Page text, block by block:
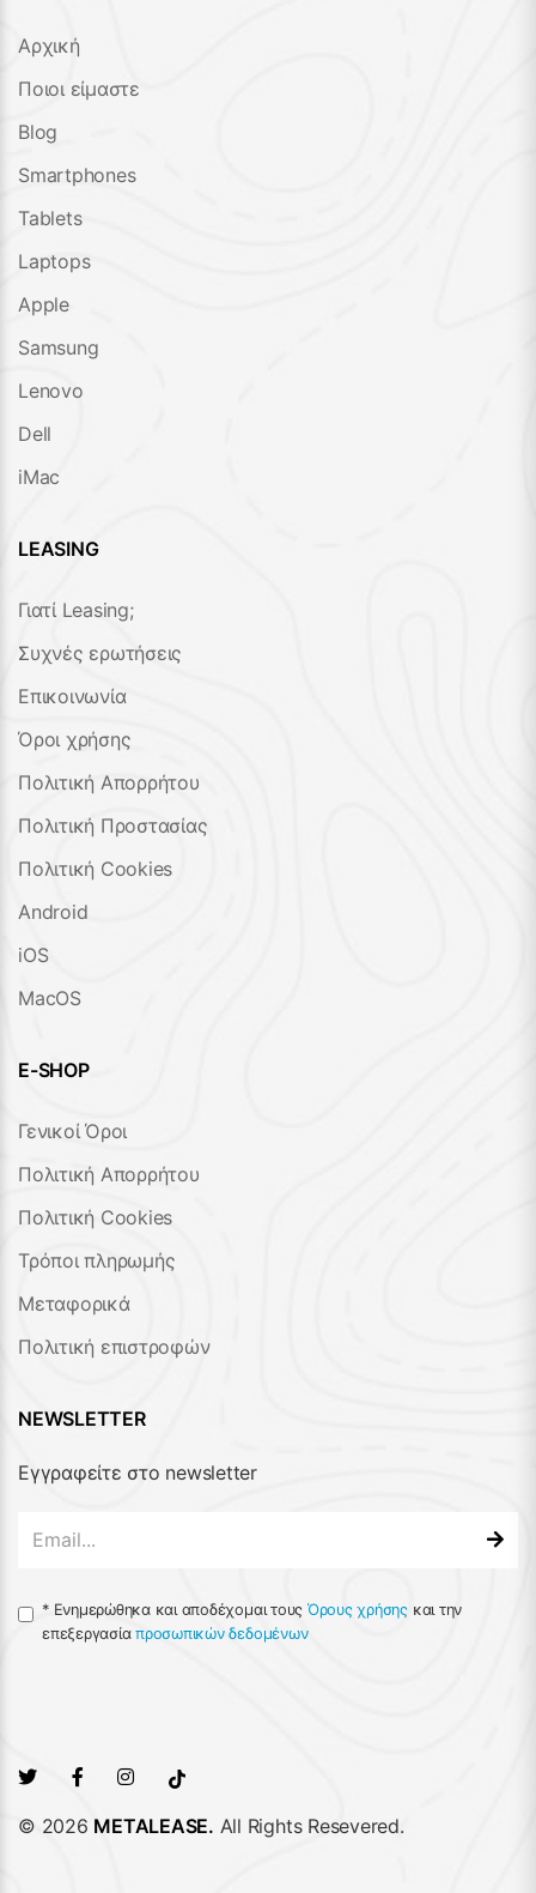
Αρχική
Ποιοι είμαστε
Blog
Smartphones
Tablets
Laptops
Apple
Samsung
Lenovo
Dell
iMac
LEASING
Γιατί Leasing;
Συχνές ερωτήσεις
Επικοινωνία
Όροι χρήσης
Πολιτική Απορρήτου
Πολιτική Προστασίας
Πολιτική Cookies
Android
iOS
MacOS
E-SHOP
Γενικοί Όροι
Πολιτική Απορρήτου
Πολιτική Cookies
Τρόποι πληρωμής
Μεταφορικά
Πολιτική επιστροφών
NEWSLETTER
Εγγραφείτε στο newsletter
*Ενημερώθηκα και αποδέχομαι τους Όρους χρήσηςκαι την
επεξεργασίαπροσωπικών δεδομένων
© 2026 METALEASE. All Rights Resevered.